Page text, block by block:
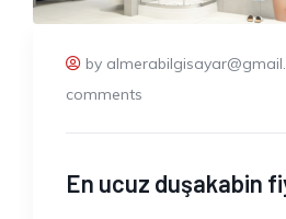
by
comments
En ucuz duşakabin